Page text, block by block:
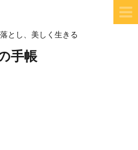
とし、美しく生きる
手帳